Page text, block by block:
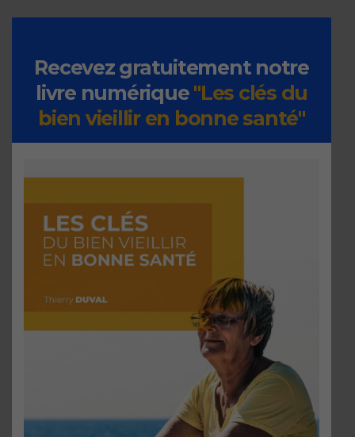
Recevez gratuitement notre
livre numérique "Les clés du
bien vieillir en bonne santé"